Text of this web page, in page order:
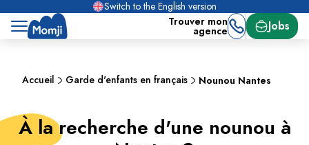
Switch to the English version
Trouver mon
agence Jobs
Accueil Garde d'enfants en français Nounou Nantes
À la recherche d'une nounou à